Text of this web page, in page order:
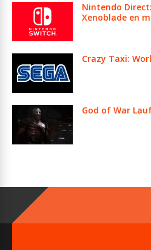
Nintendo
Xenoblade en
Crazy Taxi:
God of War